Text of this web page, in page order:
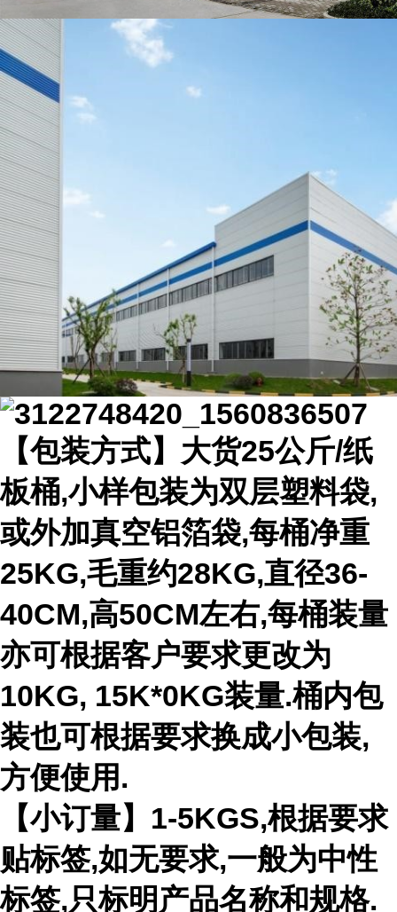
【包装方式】大货25公斤/纸
板桶,小样包装为双层塑料袋,
或外加真空铝箔袋,每桶净重
25KG,毛重约28KG,直径36-
40CM,高50CM左右,每桶装量
亦可根据客户要求更改为
10KG, 15K*0KG装量.桶内包
装也可根据要求换成小包装,
方便使用.
【小订量】1-5KGS,根据要求
贴标签,如无要求,一般为中性
标签,只标明产品名称和规格.